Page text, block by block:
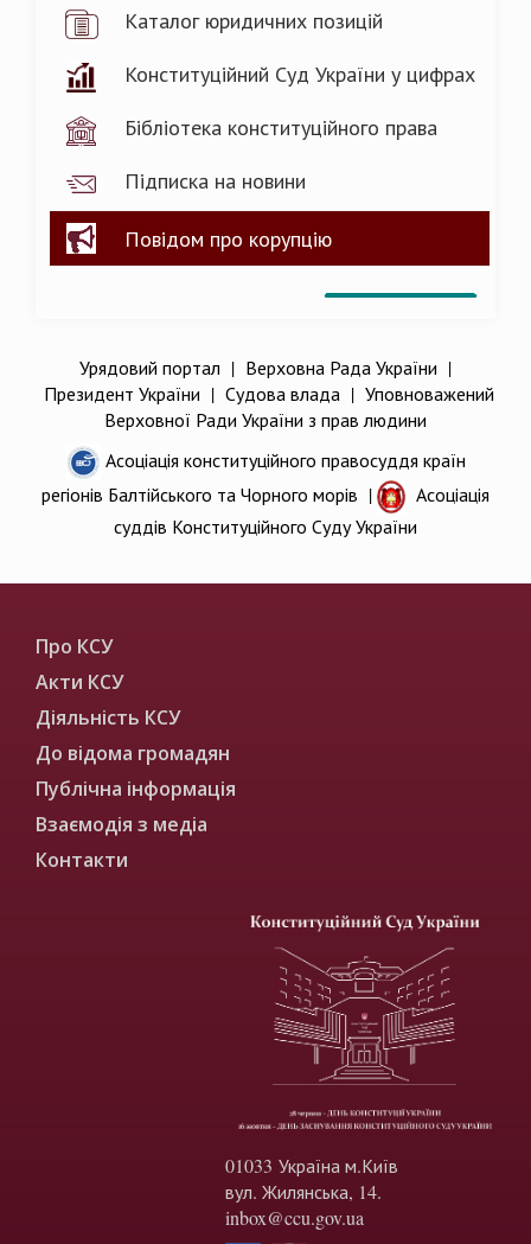
Каталог юридичних позицій
Конституційний Суд України у цифрах
Бібліотека конституційного права
Підписка на новини
Повідом про корупцію
Урядовий портал | Верховна Рада України |
Президент України | Судова влада| Уповноважений
Верховної Ради України з прав людини
Асоціація конституційного правосуддя країн
регіонів Балтійського та Чорного морів |
Асоціація
суддів Конституційного Суду України
Про КСУ
Акти КСУ
Діяльність КСУ
До відома громадян
Публічна інформація
Взаємодія з медіа
Контакти
01033 Україна м.Київ
вул. Жилянська, 14.
inbox@ccu.gov.ua